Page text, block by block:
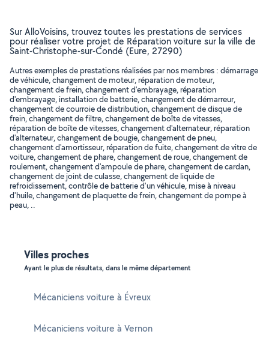
Sur AlloVoisins, trouvez toutes les prestations de services
pour réaliser votre projet de Réparation voiture sur la ville de
Saint-Christophe-sur-Condé (Eure, 27290)
Autres exemples de prestations réalisées par nos membres : démarrage
de véhicule, changement de moteur, réparation de moteur,
changement de frein, changement d'embrayage, réparation
d'embrayage, installation de batterie, changement de démarreur,
changement de courroie de distribution, changement de disque de
frein, changement de filtre, changement de boîte de vitesses,
réparation de boîte de vitesses, changement d'alternateur, réparation
d'alternateur, changement de bougie, changement de pneu,
changement d'amortisseur, réparation de fuite, changement de vitre de
voiture, changement de phare, changement de roue, changement de
roulement, changement d'ampoule de phare, changement de cardan,
changement de joint de culasse, changement de liquide de
refroidissement, contrôle de batterie d'un véhicule, mise à niveau
d'huile, changement de plaquette de frein, changement de pompe à
peau, ..
Villes proches
Ayant le plus de résultats, dans le même département
Mécaniciens voiture à Évreux
Mécaniciens voiture à Vernon